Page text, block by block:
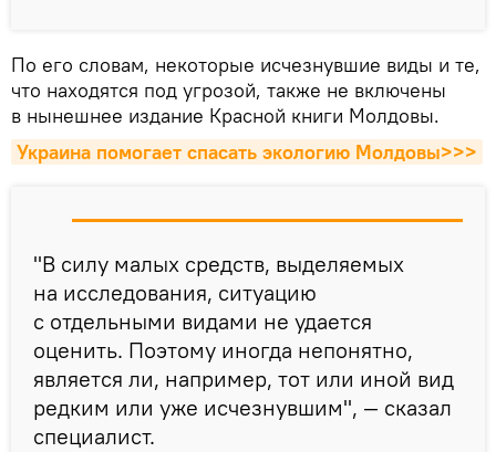
По его словам, некоторые исчезнувшие виды и те,
что находятся под угрозой, также не включены
в нынешнее издание Красной книги Молдовы.
Украина помогает спасать экологию Молдовы>>>
"В силу малых средств, выделяемых
на исследования, ситуацию
с отдельными видами не удается
оценить. Поэтому иногда непонятно,
является ли, например, тот или иной вид
редким или уже исчезнувшим", — сказал
специалист.